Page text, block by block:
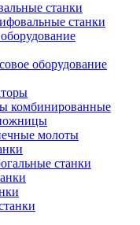
станки
станки
оборудование
комбинированные
молоты
станки